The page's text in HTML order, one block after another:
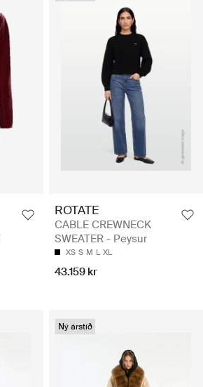
ROTATE
CABLE CREWNECK
SWEATER - Peysur
XS S M L XL
43.159 kr
Ný árstíð